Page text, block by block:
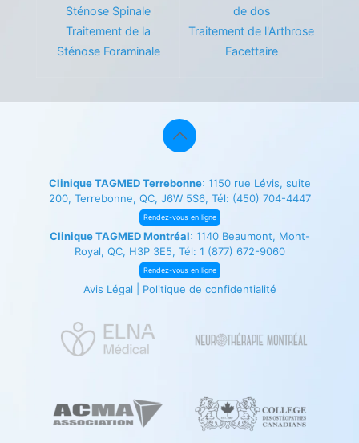
Sténose Spinale
Traitement de la
Sténose Foraminale
de dos
Traitement de l'Arthrose
Facettaire
Clinique TAGMED Terrebonne: 1150 rue Lévis, suite
200, Terrebonne, QC, J6W 5S6, Tél: (450) 704-4447
Rendez-vous en ligne
Clinique TAGMED Montréal: 1140 Beaumont, Mont-
Royal, QC, H3P 3E5, Tél: 1 (877) 672-9060
Rendez-vous en ligne
Avis Légal Politique de confidentialité